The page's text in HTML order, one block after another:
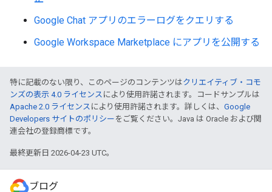
Google Chat アプリのエラーログをクエリする
Google Workspace Marketplace にアプリを公開する
特に記載のない限り、このページのコンテンツはクリエイティブ・コモ
ンズの表示 4.0 ライセンス により使用許諾されます。コードサンプルは
Apache 2.0 ライセンス により使用許諾されます。詳しくは、 Google
Developers サイトのポリシー をご覧ください。Java は Oracle および関
連会社の登録商標です。
最終更新日 2026-04-23 UTC。
ブログ